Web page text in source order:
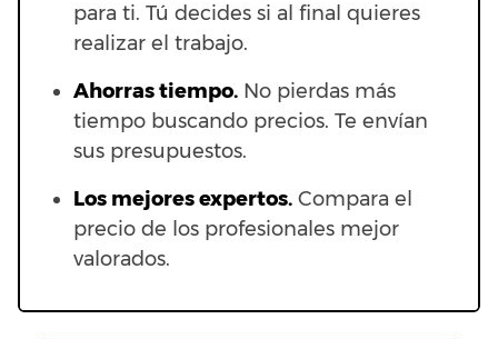
para ti. Tú decides si al final quieres
realizar el trabajo.
Ahorras tiempo. No pierdas más
tiempo buscando precios. Te envían
sus presupuestos.
Los mejores expertos. Compara el
precio de los profesionales mejor
valorados.